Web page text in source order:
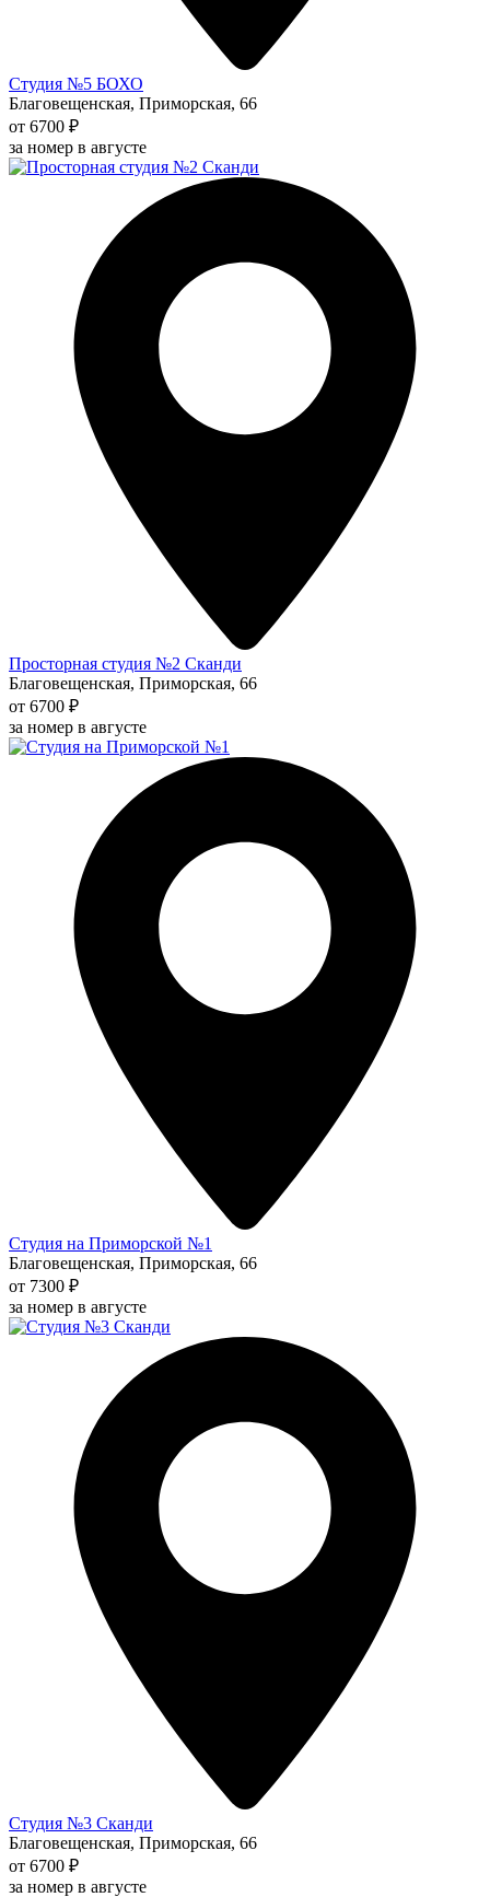
Студия №5 БОХО
Благовещенская, Приморская, 66
от 6700 ₽
за номер в августе
Просторная студия №2 Сканди
Благовещенская, Приморская, 66
от 6700 ₽
за номер в августе
Студия на Приморской №1
Благовещенская, Приморская, 66
от 7300 ₽
за номер в августе
Студия №3 Сканди
Благовещенская, Приморская, 66
от 6700 ₽
за номер в августе